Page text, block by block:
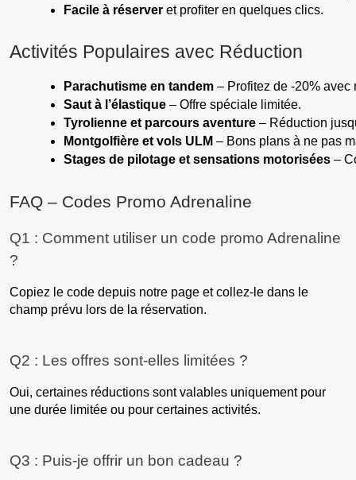
Facile à réserver et profiter en quelques clics.
Activités Populaires avec Réduction
Parachutisme en tandem – Profitez de -20% avec
Saut à l’élastique – Offre spéciale limitée.
Tyrolienne et parcours aventure – Réduction
Montgolfière et vols ULM – Bons plans à ne pas
Stages de pilotage et sensations motorisées –
FAQ – Codes Promo Adrenaline
Q1 : Comment utiliser un code promo Adrenaline
?
Copiez le code depuis notre page et collez-le dans le
champ prévu lors de la réservation.
Q2 : Les offres sont-elles limitées ?
Oui, certaines réductions sont valables uniquement pour
une durée limitée ou pour certaines activités.
Q3 : Puis-je offrir un bon cadeau ?